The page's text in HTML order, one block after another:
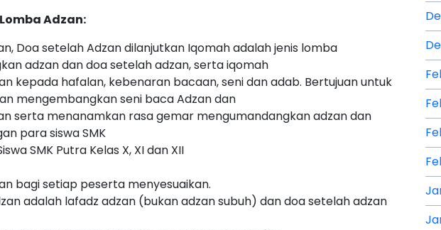
Adzan:
Doa setelah Adzan dilanjutkan Iqomah adalah jenis lomba
adzan dan doa setelah adzan, serta iqomah
kepada hafalan, kebenaran bacaan, seni dan adab. Bertujuan untuk
mengembangkan seni baca Adzan dan
serta menanamkan rasa gemar mengumandangkan adzan dan
para siswa SMK
SMK Putra Kelas X, XI dan XII
bagi setiap peserta menyesuaikan.
adalah lafadz adzan (bukan adzan subuh) dan doa setelah adzan